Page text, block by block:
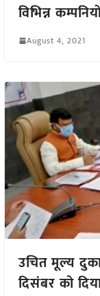
विभिन्न
August 4, 2021
उचित मूल्य
दिसंबर को